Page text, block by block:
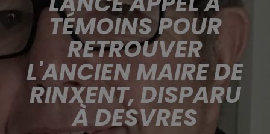
TÉMOINS POUR
RETROUVER
L'ANCIEN MAIRE DE
RINXENT, DISPARU
À DESVRES